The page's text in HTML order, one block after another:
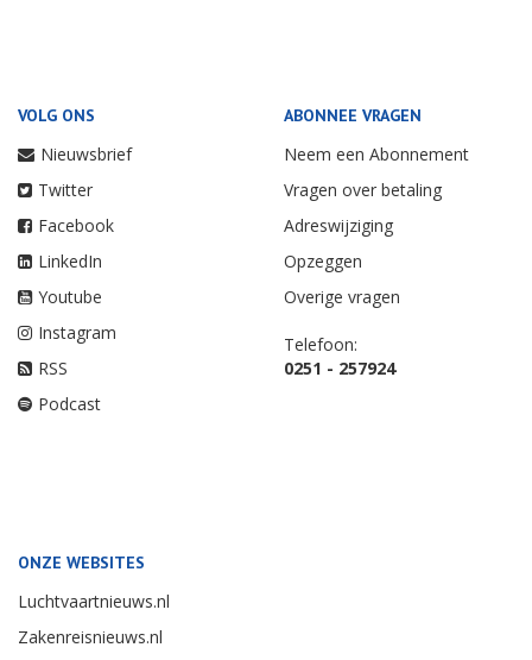
VOLG ONS
Nieuwsbrief
Twitter
Facebook
LinkedIn
Youtube
Instagram
RSS
Podcast
ABONNEE VRAGEN
Neem een Abonnement
Vragen over betaling
Adreswijziging
Opzeggen
Overige vragen
Telefoon:
0251 - 257924
ONZE WEBSITES
Luchtvaartnieuws.nl
Zakenreisnieuws.nl